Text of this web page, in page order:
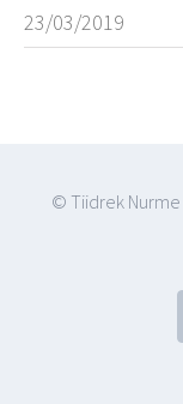
23/03/2019
© Tiidrek Nurme